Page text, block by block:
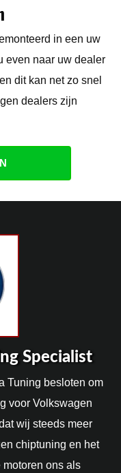
in een uw
even naar uw dealer
dit kan net zo snel
dealers zijn
Specialist
Tuning besloten om
voor Volkswagen
wij steeds meer
chiptuning en het
ons als